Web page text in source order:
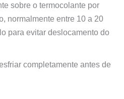
sobre o termocolante por
normalmente entre 10 a 20
para evitar deslocamento do
completamente antes de